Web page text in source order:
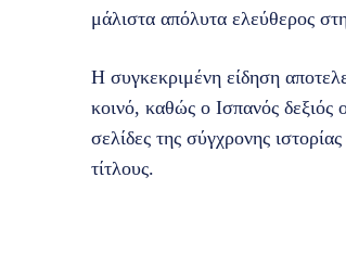
μάλιστα απόλυτα ελεύθερος
Η συγκεκριμένη είδηση
κοινό, καθώς ο Ισπανός δεξιός
σελίδες της σύγχρονης
τίτλους.